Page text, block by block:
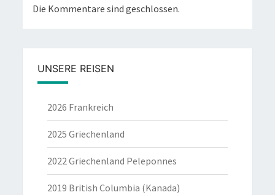
Die Kommentare sind geschlossen.
UNSERE REISEN
2026 Frankreich
2025 Griechenland
2022 Griechenland Peleponnes
2019 British Columbia (Kanada)